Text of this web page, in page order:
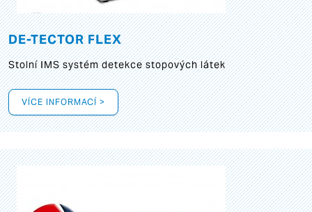
DE-TECTOR FLEX
Stolní IMS systém detekce stopových látek
VÍCE INFORMACÍ >